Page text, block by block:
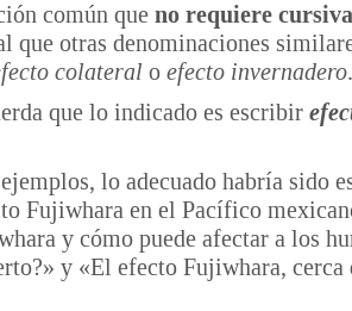
común que no requiere
que otras denominaciones
colateral o efecto invernadero.
que lo indicado es escribir
lo adecuado habría sido
Fujiwhara en el Pacífico
y cómo puede afectar a los
y «El efecto Fujiwhara, cerca